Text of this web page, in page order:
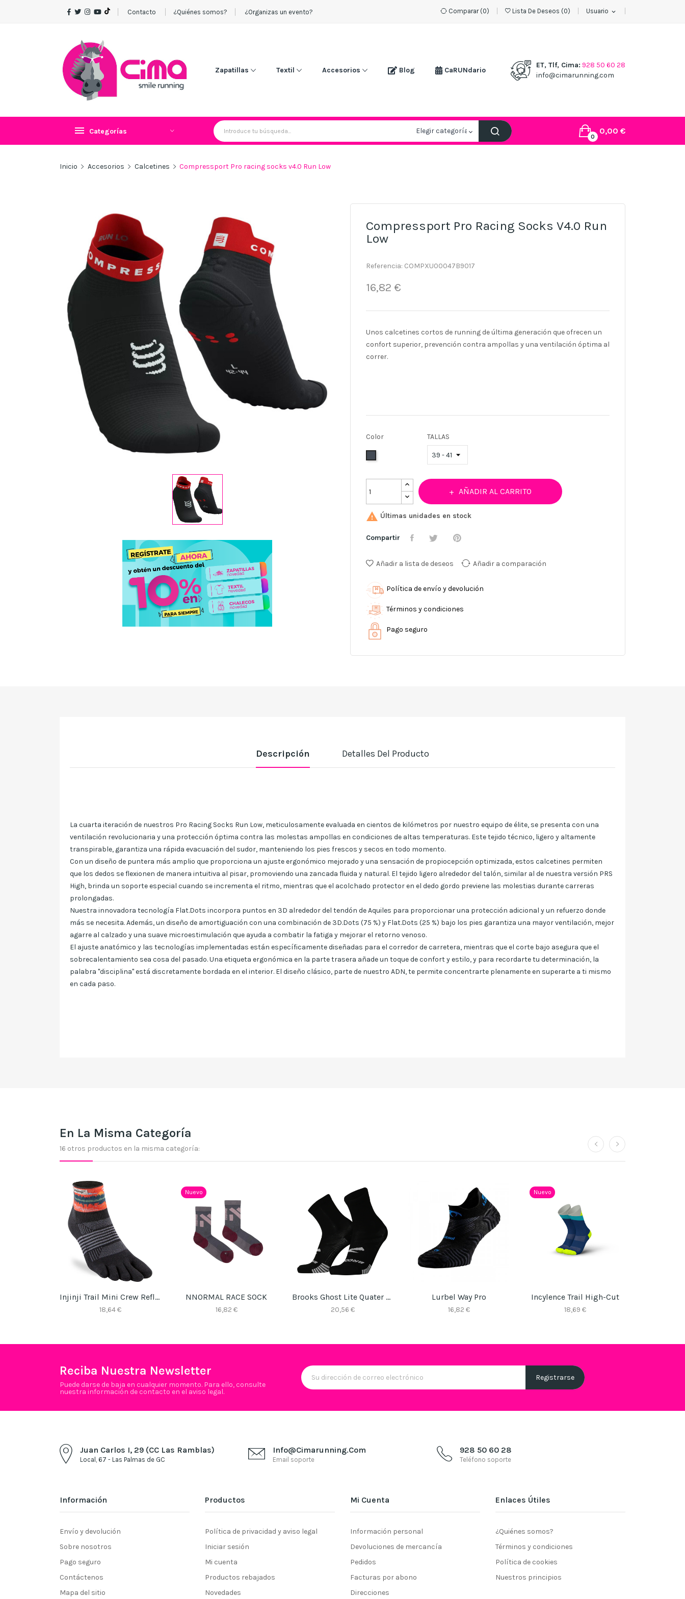
Usuario expand_more
Lista De Deseos (0)
Comparar (0)
Contacto ¿Quiénes somos? ¿Organizas un evento?
Zapatillas Textil Accesorios Blog CaRUNdario
ET, Tlf, Cima: 928 50 60 28
info@cimarunning.com
Categorías
0
0,00 €
Inicio Accesorios Calcetines Compressport Pro racing socks v4.0 Run Low
Compressport Pro Racing Socks V4.0 Run
Low
Referencia: COMPXU00047B9017
16,82 €
Unos calcetines cortos de running de última generación que ofrecen un
confort superior, prevención contra ampollas y una ventilación óptima al
correr.
Color TALLAS
AÑADIR AL CARRITO
 Últimas unidades en stock
Compartir
Añadir a lista de deseos Añadir a comparación
Política de envío y devolución
Términos y condiciones
Pago seguro
Descripción Detalles Del Producto
La cuarta iteración de nuestros Pro Racing Socks Run Low, meticulosamente evaluada en cientos de kilómetros por nuestro equipo de élite, se presenta con una
ventilación revolucionaria y una protección óptima contra las molestas ampollas en condiciones de altas temperaturas. Este tejido técnico, ligero y altamente
transpirable, garantiza una rápida evacuación del sudor, manteniendo los pies frescos y secos en todo momento.
Con un diseño de puntera más amplio que proporciona un ajuste ergonómico mejorado y una sensación de propiocepción optimizada, estos calcetines permiten
que los dedos se flexionen de manera intuitiva al pisar, promoviendo una zancada fluida y natural. El tejido ligero alrededor del talón, similar al de nuestra versión PRS
High, brinda un soporte especial cuando se incrementa el ritmo, mientras que el acolchado protector en el dedo gordo previene las molestias durante carreras
prolongadas.
Nuestra innovadora tecnología Flat.Dots incorpora puntos en 3D alrededor del tendón de Aquiles para proporcionar una protección adicional y un refuerzo donde
más se necesita. Además, un diseño de amortiguación con una combinación de 3D.Dots (75 %) y Flat.Dots (25 %) bajo los pies garantiza una mayor ventilación, mejor
agarre al calzado y una suave microestimulación que ayuda a combatir la fatiga y mejorar el retorno venoso.
El ajuste anatómico y las tecnologías implementadas están específicamente diseñadas para el corredor de carretera, mientras que el corte bajo asegura que el
sobrecalentamiento sea cosa del pasado. Una etiqueta ergonómica en la parte trasera añade un toque de confort y estilo, y para recordarte tu determinación, la
palabra "disciplina" está discretamente bordada en el interior. El diseño clásico, parte de nuestro ADN, te permite concentrarte plenamente en superarte a ti mismo
en cada paso.
En La Misma Categoría
16 otros productos en la misma categoría:
Injinji Trail Mini Crew Reflection
18,64 €
Nuevo
NNORMAL RACE SOCK
16,82 €
Brooks Ghost Lite Quater Pack 2
20,56 €
Lurbel Way Pro
16,82 €
Nuevo
Incylence Trail High-Cut
18,69 €
Reciba Nuestra Newsletter
Puede darse de baja en cualquier momento. Para ello, consulte
nuestra información de contacto en el aviso legal.
Juan Carlos I, 29 (CC Las Ramblas)
Local, 67 - Las Palmas de GC
Info@cimarunning.com
Email soporte
928 50 60 28
Teléfono soporte
Información
Envío y devolución
Sobre nosotros
Pago seguro
Contáctenos
Mapa del sitio
Productos
Política de privacidad y aviso legal
Iniciar sesión
Mi cuenta
Productos rebajados
Novedades
Mi Cuenta
Información personal
Devoluciones de mercancía
Pedidos
Facturas por abono
Direcciones
Enlaces Útiles
¿Quiénes somos?
Términos y condiciones
Política de cookies
Nuestros principios